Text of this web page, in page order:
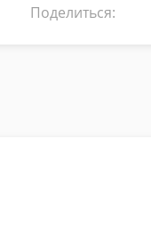
Поделиться: